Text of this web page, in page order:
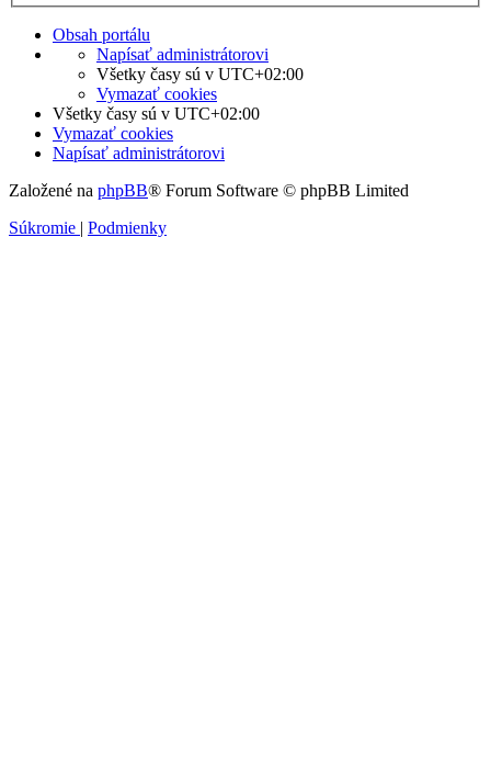
Obsah portálu
Napísať administrátorovi
Všetky časy sú v UTC+02:00
Vymazať cookies
Všetky časy sú v UTC+02:00
Vymazať cookies
Napísať administrátorovi
Založené na phpBB® Forum Software © phpBB Limited
Súkromie | Podmienky